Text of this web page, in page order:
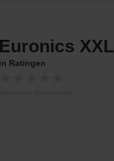
Euronics XXL
in Ratingen